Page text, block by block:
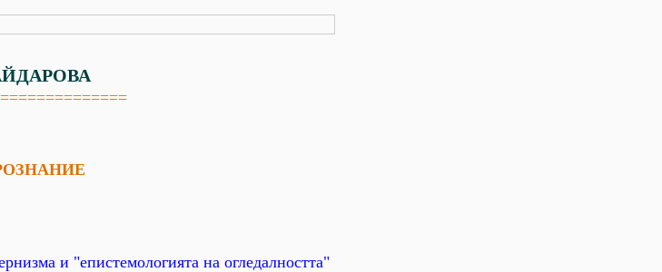
и "епистемологията на огледалността"